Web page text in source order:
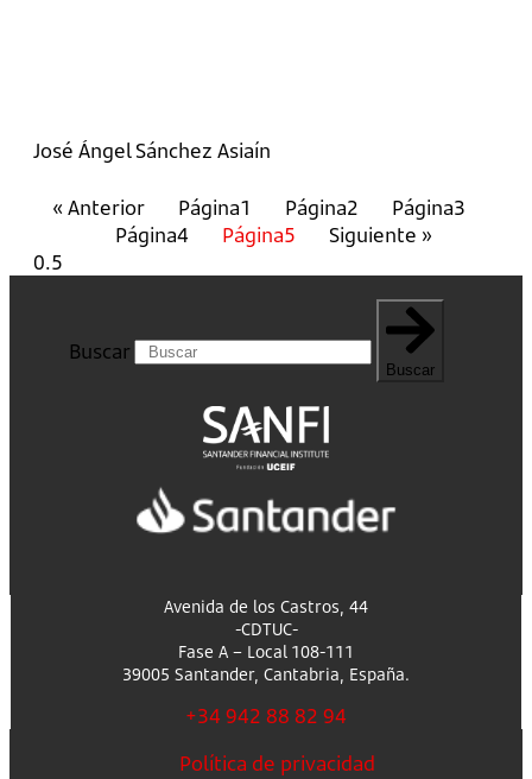
José Ángel Sánchez Asiaín
« Anterior Página1 Página2 Página3
Página4 Página5 Siguiente »
Buscar
Buscar
Avenida de los Castros, 44
-CDTUC-
Fase A – Local 108-111
39005 Santander, Cantabria, España.
+34 942 88 82 94
Política de privacidad